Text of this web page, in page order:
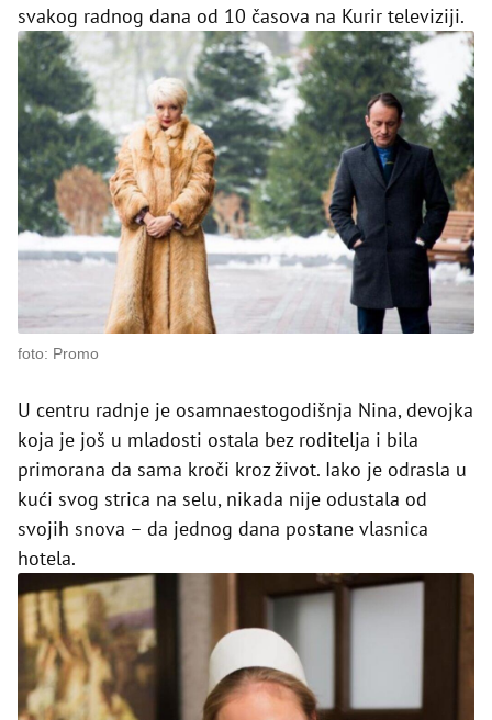
svakog radnog dana od 10 časova na Kurir televiziji.
foto: Promo
U centru radnje je osamnaestogodišnja Nina, devojka
koja je još u mladosti ostala bez roditelja i bila
primorana da sama kroči kroz život. Iako je odrasla u
kući svog strica na selu, nikada nije odustala od
svojih snova – da jednog dana postane vlasnica
hotela.